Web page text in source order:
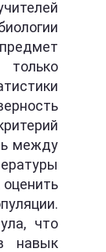
между
что
навык